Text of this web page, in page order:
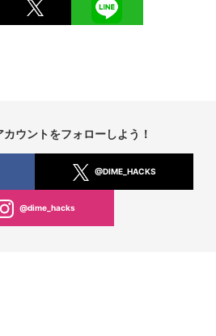
ウントをフォローしよう！
@DIME_HACKS
@dime_hacks